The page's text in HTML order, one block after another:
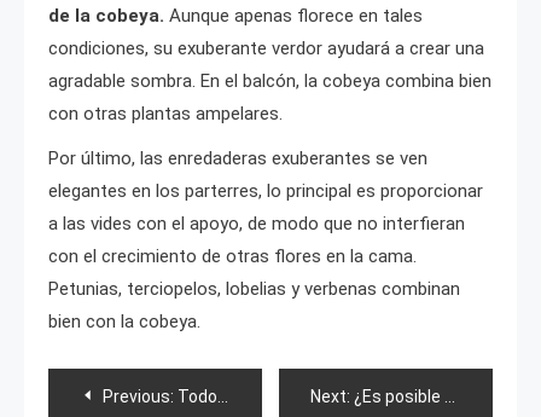
de la cobeya. Aunque apenas florece en tales
condiciones, su exuberante verdor ayudará a crear una
agradable sombra. En el balcón, la cobeya combina bien
con otras plantas ampelares.
Por último, las enredaderas exuberantes se ven
elegantes en los parterres, lo principal es proporcionar
a las vides con el apoyo, de modo que no interfieran
con el crecimiento de otras flores en la cama.
Petunias, terciopelos, lobelias y verbenas combinan
bien con la cobeya.
PostPrevious: Todo sobre la catalpa bignonia Next: ¿Es posible plantar un manzano y un ciruelo juntos??